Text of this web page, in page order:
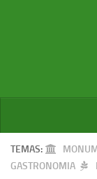
Inicio
Galería de fotos
TEMAS:
GASTRONOMIA